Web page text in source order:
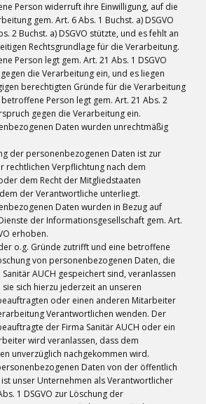
Person widerruft ihre Einwilligung, auf die
gem. Art. 6 Abs. 1 Buchst. a) DSGVO
2 Buchst. a) DSGVO stützte, und es fehlt an
Rechtsgrundlage für die Verarbeitung.
Person legt gem. Art. 21 Abs. 1 DSGVO
die Verarbeitung ein, und es liegen
berechtigten Gründe für die Verarbeitung
Person legt gem. Art. 21 Abs. 2
gegen die Verarbeitung ein.
Daten wurden unrechtmäßig
der personenbezogenen Daten ist zur
rechtlichen Verpflichtung nach dem
dem Recht der Mitgliedstaaten
der Verantwortliche unterliegt.
Daten wurden in Bezug auf
der Informationsgesellschaft gem. Art.
erhoben.
o.g. Gründe zutrifft und eine betroffene
von personenbezogenen Daten, die
AUCH gespeichert sind, veranlassen
sie sich hierzu jederzeit an unseren
oder einen anderen Mitarbeiter
Verantwortlichen wenden. Der
der Firma Sanitär AUCH oder ein
wird veranlassen, dass dem
unverzüglich nachgekommen wird.
Daten von der öffentlich
unser Unternehmen als Verantwortlicher
1 DSGVO zur Löschung der